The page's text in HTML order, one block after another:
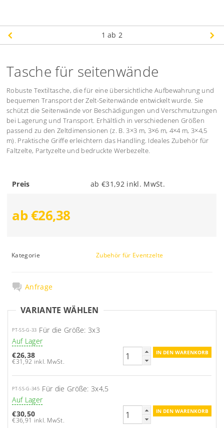
1 ab 2
Tasche für seitenwände
Robuste Textiltasche, die für eine übersichtliche Aufbewahrung und
bequemen Transport der Zelt-Seitenwände entwickelt wurde. Sie
schützt die Seitenwände vor Beschädigungen und Verschmutzungen
bei Lagerung und Transport. Erhältlich in verschiedenen Größen
passend zu den Zeltdimensionen (z. B. 3×3 m, 3×6 m, 4×4 m, 3×4,5
m). Praktische Griffe erleichtern das Handling. Ideales Zubehör für
Faltzelte, Partyzelte und bedruckte Werbezelte.
Preis ab €31,92 inkl. MwSt.
ab €26,38
Kategorie Zubehör für Eventzelte
Anfrage
VARIANTE WÄHLEN
PT-SS-G-33 Für die Größe: 3x3
Auf Lager
€26,38
€31,92 inkl. MwSt.
PT-SS-G-345 Für die Größe: 3x4,5
Auf Lager
€30,50
€36,91 inkl. MwSt.